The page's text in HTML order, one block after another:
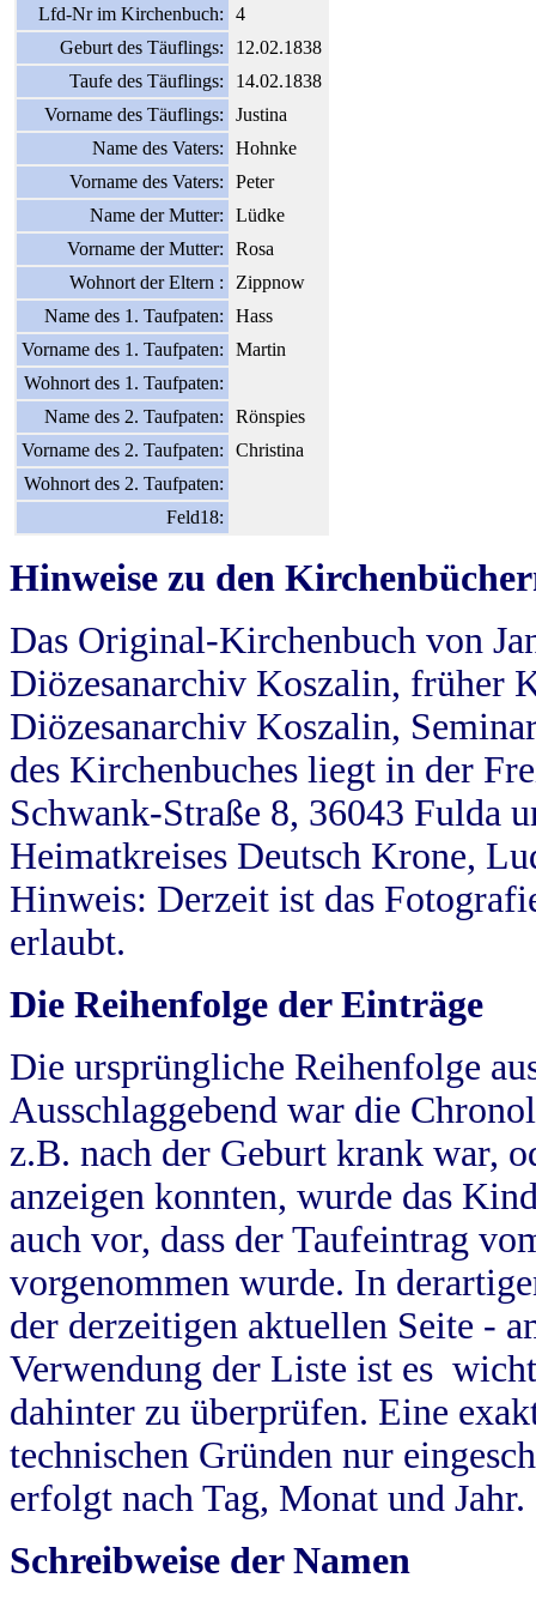
Lfd-Nr im Kirchenbuch:
4
Geburt des Täuflings:
12.02.1838
Taufe des Täuflings:
14.02.1838
Vorname des Täuflings:
Justina
Name des Vaters:
Hohnke
Vorname des Vaters:
Peter
Name der Mutter:
Lüdke
Vorname der Mutter:
Rosa
Wohnort der Eltern :
Zippnow
Name des 1. Taufpaten:
Hass
Vorname des 1. Taufpaten:
Martin
Wohnort des 1. Taufpaten:
Name des 2. Taufpaten:
Rönspies
Vorname des 2. Taufpaten:
Christina
Wohnort des 2. Taufpaten:
Feld18:
Hinweise zu den
Das Original-Kirchenbuch von
Diözesanarchiv Koszalin, früher
Diözesanarchiv Koszalin,
des Kirchenbuches liegt in der
Schwank-Straße 8, 36043 Fulda
Heimatkreises Deutsch Krone,
Hinweis: Derzeit ist das
erlaubt.
Die Reihenfolge der Einträge
Die ursprüngliche Reihenfolge
Ausschlaggebend war die
z.B. nach der Geburt krank war,
anzeigen konnten, wurde das
auch vor, dass der Taufeintrag
vorgenommen wurde. In
der derzeitigen aktuellen Seite -
Verwendung der Liste ist es
dahinter zu überprüfen. Eine
technischen Gründen nur
erfolgt nach Tag, Monat und Jahr.
Schreibweise der Namen